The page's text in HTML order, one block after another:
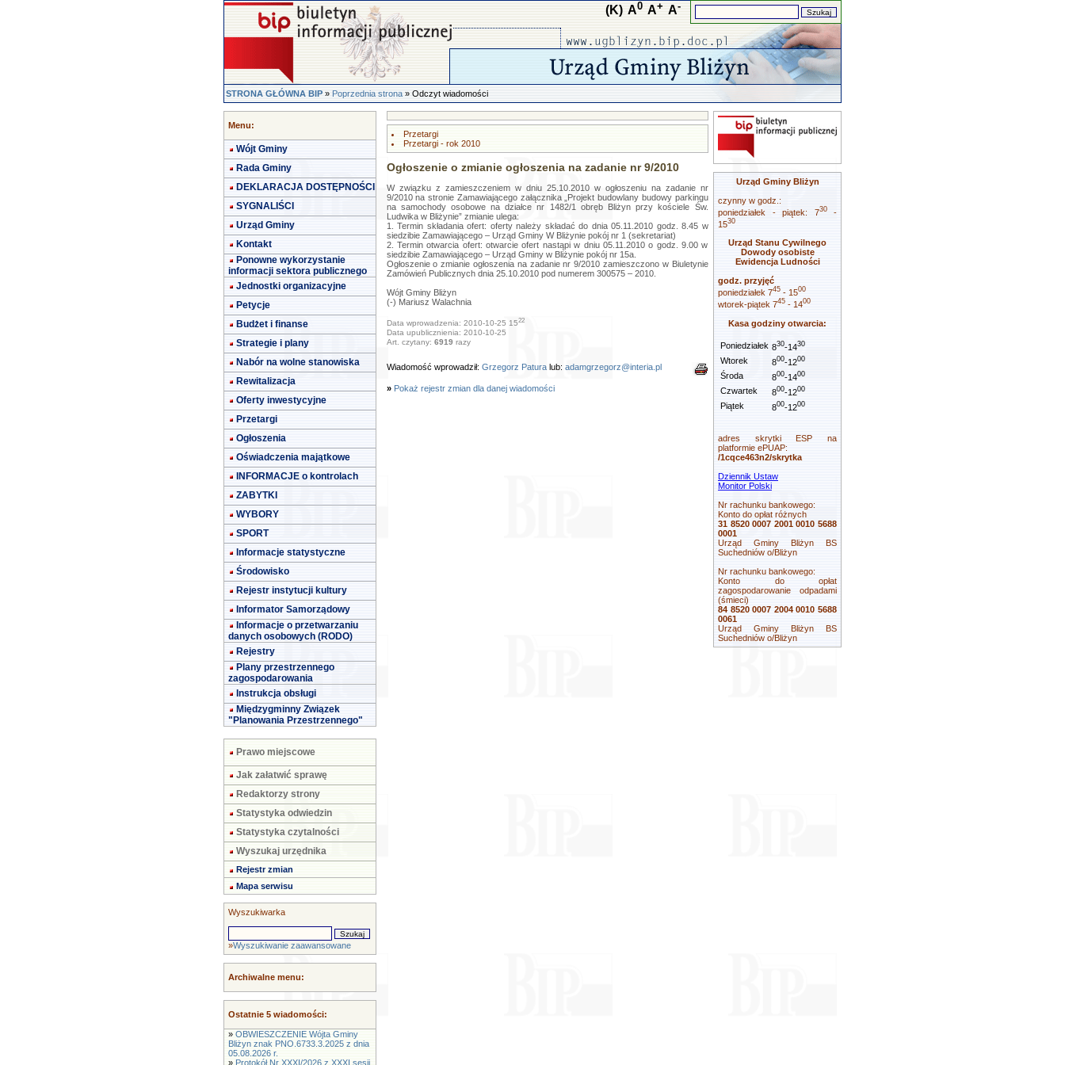
(K) A0 A+ A-
STRONA GŁÓWNA BIP»Poprzednia strona» Odczyt wiadomości
Menu:
Wójt Gminy
Rada Gminy
DEKLARACJA DOSTĘPNOŚCI
SYGNALIŚCI
Urząd Gminy
Kontakt
Ponowne wykorzystanie
informacji sektora publicznego
Jednostki organizacyjne
Petycje
Budżet i finanse
Strategie i plany
Nabór na wolne stanowiska
Rewitalizacja
Oferty inwestycyjne
Przetargi
Ogłoszenia
Oświadczenia majątkowe
INFORMACJE o kontrolach
ZABYTKI
WYBORY
SPORT
Informacje statystyczne
Środowisko
Rejestr instytucji kultury
Informator Samorządowy
Informacje o przetwarzaniu
danych osobowych (RODO)
Rejestry
Plany przestrzennego
zagospodarowania
Instrukcja obsługi
Międzygminny Związek
"Planowania Przestrzennego"
Prawo miejscowe
Jak załatwić sprawę
Redaktorzy strony
Statystyka odwiedzin
Statystyka czytalności
Wyszukaj urzędnika
Rejestr zmian
Mapa serwisu
Wyszukiwarka
»Wyszukiwanie zaawansowane
Archiwalne menu:
Ostatnie 5 wiadomości:
» OBWIESZCZENIE Wójta Gminy
Bliżyn znak PNO.6733.3.2025 z dnia
05.08.2026 r.
» Protokół Nr XXXI/2026 z XXXI sesji
Przetargi
Przetargi - rok 2010
Ogłoszenie o zmianie ogłoszenia na zadanie nr 9/2010
W związku z zamieszczeniem w dniu 25.10.2010 w ogłoszeniu na zadanie nr
9/2010 na stronie Zamawiającego załącznika „Projekt budowlany budowy parkingu
na samochody osobowe na działce nr 1482/1 obręb Bliżyn przy kościele Św.
Ludwika w Bliżynie” zmianie ulega:
1. Termin składania ofert: oferty należy składać do dnia 05.11.2010 godz. 8.45 w
siedzibie Zamawiającego – Urząd Gminy W Bliżynie pokój nr 1 (sekretariat)
2. Termin otwarcia ofert: otwarcie ofert nastąpi w dniu 05.11.2010 o godz. 9.00 w
siedzibie Zamawiającego – Urząd Gminy w Bliżynie pokój nr 15a.
Ogłoszenie o zmianie ogłoszenia na zadanie nr 9/2010 zamieszczono w Biuletynie
Zamówień Publicznych dnia 25.10.2010 pod numerem 300575 – 2010.
Wójt Gminy Bliżyn
(-) Mariusz Walachnia
Data wprowadzenia: 2010-10-25 1522
Data upublicznienia: 2010-10-25
Art. czytany: 6919 razy
Wiadomość wprowadził: Grzegorz Paturalub: adamgrzegorz@interia.pl
» Pokaż rejestr zmian dla danej wiadomości
Urząd Gminy Bliżyn
czynny w godz.:
poniedziałek - piątek: 730-
1530
Urząd Stanu Cywilnego
Dowody osobiste
Ewidencja Ludności
godz. przyjęć
poniedziałek 745 - 1500
wtorek-piątek 745 - 1400
Kasa godziny otwarcia:
Poniedziałek 830-1430
Wtorek 800-1200
Środa 800-1400
Czwartek 800-1200
Piątek 800-1200
adres skrytki ESP na
platformie ePUAP:
/1cqce463n2/skrytka
Dziennik Ustaw
Monitor Polski
Nr rachunku bankowego:
Konto do opłat różnych
31 8520 0007 2001 0010 5688
0001
Urząd Gminy Bliżyn BS
Suchedniów o/Bliżyn
Nr rachunku bankowego:
Konto do opłat
zagospodarowanie odpadami
(śmieci)
84 8520 0007 2004 0010 5688
0061
Urząd Gminy Bliżyn BS
Suchedniów o/Bliżyn